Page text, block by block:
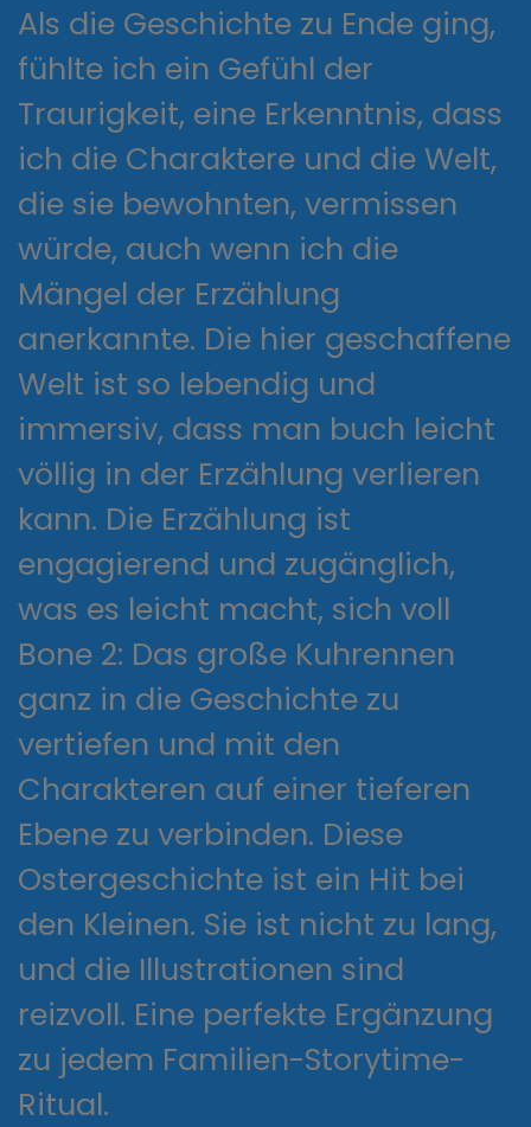
Als die Geschichte zu Ende ging,
fühlte ich ein Gefühl der
Traurigkeit, eine Erkenntnis, dass
ich die Charaktere und die Welt,
die sie bewohnten, vermissen
würde, auch wenn ich die
Mängel der Erzählung
anerkannte. Die hier geschaffene
Welt ist so lebendig und
immersiv, dass man buch leicht
völlig in der Erzählung verlieren
kann. Die Erzählung ist
engagierend und zugänglich,
was es leicht macht, sich voll
Bone 2: Das große Kuhrennen
ganz in die Geschichte zu
vertiefen und mit den
Charakteren auf einer tieferen
Ebene zu verbinden. Diese
Ostergeschichte ist ein Hit bei
den Kleinen. Sie ist nicht zu lang,
und die Illustrationen sind
reizvoll. Eine perfekte Ergänzung
zu jedem Familien-Storytime-
Ritual.